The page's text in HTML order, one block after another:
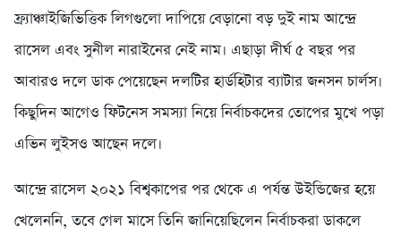
ফ্র্যাঞ্চাইজিভিত্তিক লিগগুলো দাপিয়ে বেড়ানো বড় দুই নাম আন্দ্রে
রাসেল এবং সুনীল নারাইনের নেই নাম। এছাড়া দীর্ঘ ৫ বছর পর
আবারও দলে ডাক পেয়েছেন দলটির হার্ডহিটার ব্যাটার জনসন চার্লস।
কিছুদিন আগেও ফিটনেস সমস্যা নিয়ে নির্বাচকদের তোপের মুখে পড়া
এভিন লুইসও আছেন দলে।
আন্দ্রে রাসেল ২০২১ বিশ্বকাপের পর থেকে এ পর্যন্ত উইন্ডিজের হয়ে
খেলেননি, তবে গেল মাসে তিনি জানিয়েছিলেন নির্বাচকরা ডাকলে